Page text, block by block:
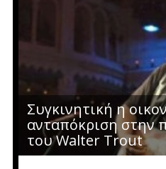
Συγκινητική η
ανταπόκριση στην
του Walter Trout